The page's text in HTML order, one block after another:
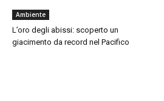
Ambiente
L’oro degli abissi: scoperto un
giacimento da record nel Pacifico